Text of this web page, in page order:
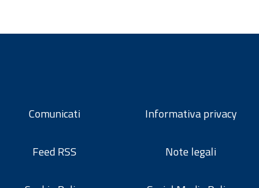
Comunicati
Feed RSS
Informativa privacy
Note legali